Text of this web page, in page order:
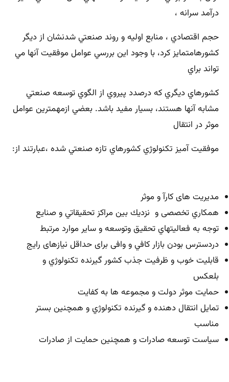
درآمد سرانه ،
حجم اقتصادي ، منابع اوليه و روند صنعتي شدنشان از ديگر
كشورهامتمايز كرد، با وجود اين بررسي عوامل موفقيت آنها مي
تواند براي
كشورهاي ديگري كه درصدد پيروي از الگوي توسعه صنعتي
مشابه آنها هستند، بسيار مفيد باشد. بعضي ازمهمترين عوامل
موثر در انتقال
موفقيت آميز تكنولوژي كشورهاي تازه صنعتي شده ،عبارتند از:
مديريت های كارآ و موثر
همكاري تخصصی و نزديك بين مراكز تحقيقاتي و صنايع
توجه به فعاليتهاي تحقيق وتوسعه و سایر موارد مرتبط
دردسترس بودن بازار كافي و وافی برای حداقل نیازهای رایج
قابليت خوب و ظرفيت جذب كشور گيرنده تكنولوژي و
بلعکس
حمايت موثر دولت و مجموعه ها به کفایت
تمايل انتقال دهنده و گيرنده تكنولوژي و همچنین بستر
مناسب
سياست توسعه صادرات و همچنین حمایت از صادرات